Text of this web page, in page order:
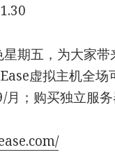
期五，为大家
虚拟主机全场
；购买独立服